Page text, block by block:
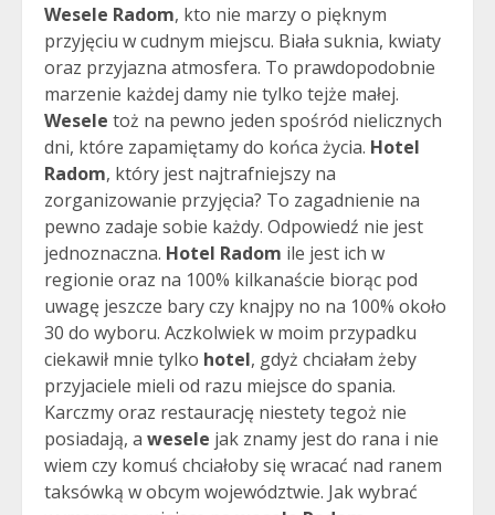
Wesele Radom, kto nie marzy o pięknym
przyjęciu w cudnym miejscu. Biała suknia, kwiaty
oraz przyjazna atmosfera. To prawdopodobnie
marzenie każdej damy nie tylko tejże małej.
Wesele toż na pewno jeden spośród nielicznych
dni, które zapamiętamy do końca życia. Hotel
Radom, który jest najtrafniejszy na
zorganizowanie przyjęcia? To zagadnienie na
pewno zadaje sobie każdy. Odpowiedź nie jest
jednoznaczna. Hotel Radom ile jest ich w
regionie oraz na 100% kilkanaście biorąc pod
uwagę jeszcze bary czy knajpy no na 100% około
30 do wyboru. Aczkolwiek w moim przypadku
ciekawił mnie tylko hotel, gdyż chciałam żeby
przyjaciele mieli od razu miejsce do spania.
Karczmy oraz restaurację niestety tegoż nie
posiadają, a wesele jak znamy jest do rana i nie
wiem czy komuś chciałoby się wracać nad ranem
taksówką w obcym województwie. Jak wybrać